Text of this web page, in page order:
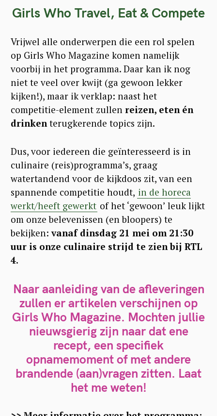
Girls Who Travel, Eat & Compete
Vrijwel alle onderwerpen die een rol spelen
op Girls Who Magazine komen namelijk
voorbij in het programma. Daar kan ik nog
niet te veel over kwijt (ga gewoon lekker
kijken!), maar ik verklap: naast het
competitie-element zullen reizen, eten én
drinken terugkerende topics zijn.
Dus, voor iedereen die geïnteresseerd is in
culinaire (reis)programma’s, graag
watertandend voor de kijkdoos zit, van een
spannende competitie houdt, in de horeca
werkt/heeft gewerkt of het ‘gewoon’ leuk lijkt
om onze belevenissen (en bloopers) te
bekijken:vanaf dinsdag 21 mei om 21:30
uur is onze culinaire strijd te zien bij RTL
4.
Naar aanleiding van de afleveringen
zullen er artikelen verschijnen op
Girls Who Magazine. Mochten jullie
nieuwsgierig zijn naar dat ene
recept, een specifiek
opnamemoment of met andere
brandende (aan)vragen zitten. Laat
het me weten!